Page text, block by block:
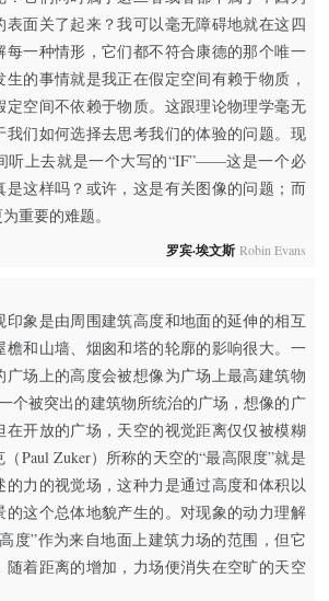
表面关了起来？我可以毫无障碍地就在这四
每一种情形，它们都不符合康德的那个唯一
的事情就是我正在假定空间有赖于物质，
定空间不依赖于物质。这跟理论物理学毫无
我们如何选择去思考我们的体验的问题。现
听上去就是一个大写的“IF”——这是一个必
是这样吗？或许，这是有关图像的问题；而
重要的难题。
罗宾·埃文斯Robin Evans
印象是由周围建筑高度和地面的延伸的相互
檐和山墙、烟囪和塔的轮廓的影响很大。一
广场上的高度会被想像为广场上最高建筑物
个被突出的建筑物所统治的广场，想像的广
在开放的广场，天空的视觉距离仅仅被模糊
Paul Zuker）所称的天空的“最高限度”就是
的力的视觉场，这种力是通过高度和体积以
的这个总体地貌产生的。对现象的动力理解
度”作为来自地面上建筑力场的范围，但它
随着距离的增加，力场便消失在空旷的天空